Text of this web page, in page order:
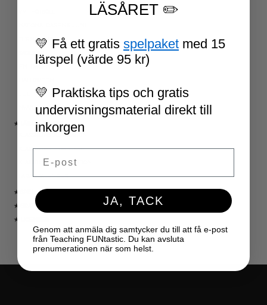
TERMINSAVSLUT
★ LÄRARVERKTYG
KLASSRUMSDEKORATION
KLASSRUMSLEDARSKAP
KLASSRUMSORGANISATION
LÄRARKALENDER
★ SPEL
★ GRATIS
★ LICENSER
LÄSÅRET ✏️
💛 Få ett gratis spelpaket med 15
lärspel (värde 95 kr)
💛 Praktiska tips och gratis
undervisningsmaterial direkt till
inkorgen
JA, TACK
Genom att anmäla dig samtycker du till att få e-post
från Teaching FUNtastic. Du kan avsluta
prenumerationen när som helst.